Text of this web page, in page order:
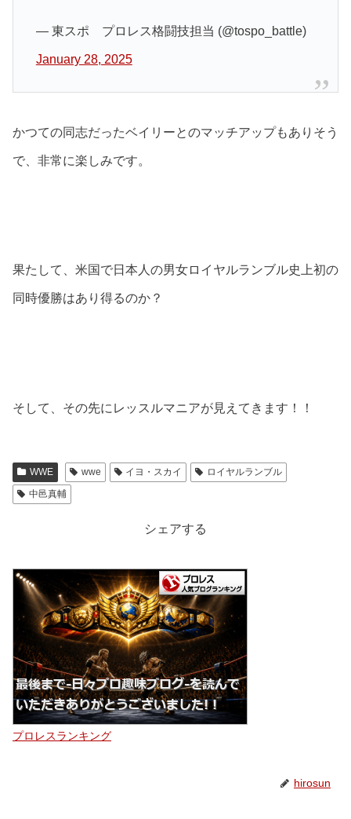
— 東スポ プロレス格闘技担当 (@tospo_battle)
January 28, 2025
かつての同志だったベイリーとのマッチアップもありそう
で、非常に楽しみです。
果たして、米国で日本人の男女ロイヤルランブル史上初の
同時優勝はあり得るのか？
そして、その先にレッスルマニアが見えてきます！！
WWE wwe イヨ・スカイ
ロイヤルランブル
中邑真輔
シェアする
プロレスランキング
hirosun